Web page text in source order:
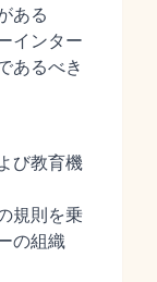
ある
インター
あるべき
び教育機
規則を乗
の組織